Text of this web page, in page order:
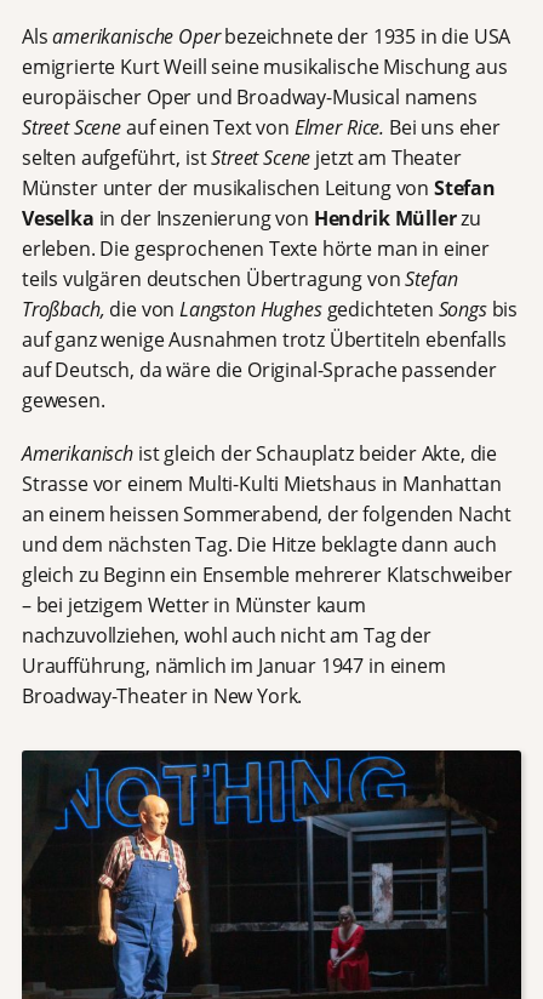
Alsamerikanische Operbezeichnete der 1935 in die USA
emigrierte Kurt Weill seine musikalische Mischung aus
europäischer Oper und Broadway-Musical namens
Street Sceneauf einen Text von Elmer Rice. Bei uns eher
selten aufgeführt, istStreet Scene jetzt am Theater
Münster unter der musikalischen Leitung von Stefan
Veselka in der Inszenierung von Hendrik Müllerzu
erleben. Die gesprochenen Texte hörte man in einer
teils vulgären deutschen Übertragung vonStefan
Troßbach, die vonLangston Hughes gedichteten Songs bis
auf ganz wenige Ausnahmen trotz Übertiteln ebenfalls
auf Deutsch, da wäre die Original-Sprache passender
gewesen.
Amerikanisch ist gleich der Schauplatz beider Akte, die
Strasse vor einem Multi-Kulti Mietshaus in Manhattan
an einem heissen Sommerabend, der folgenden Nacht
und dem nächsten Tag. Die Hitze beklagte dann auch
gleich zu Beginn ein Ensemble mehrerer Klatschweiber
– bei jetzigem Wetter in Münster kaum
nachzuvollziehen, wohl auch nicht am Tag der
Uraufführung, nämlich im Januar 1947 in einem
Broadway-Theater in New York.